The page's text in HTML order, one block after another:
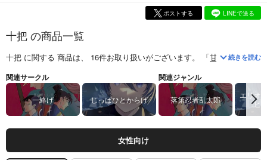
ポストする LINEで送る
十把 の商品一覧
十把 に関する 商品は、 16件お取り扱いがございます。 「甘く、甘くて、
続きを読む
関連サークル
一絡げ じっぱひとからげ
関連ジャンル
落第忍者乱太郎
エリオ
ヒ
女性向け